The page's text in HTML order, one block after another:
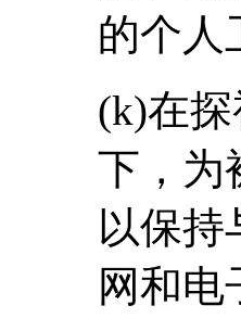
的个人
(k)在
下，为
以保持
网和